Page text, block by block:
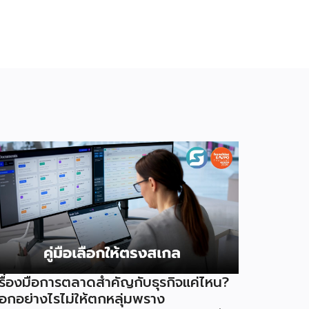
องมือการตลาดสำคัญกับธุรกิจแค่ไหน?
กอย่างไรไม่ให้ตกหลุ่มพราง